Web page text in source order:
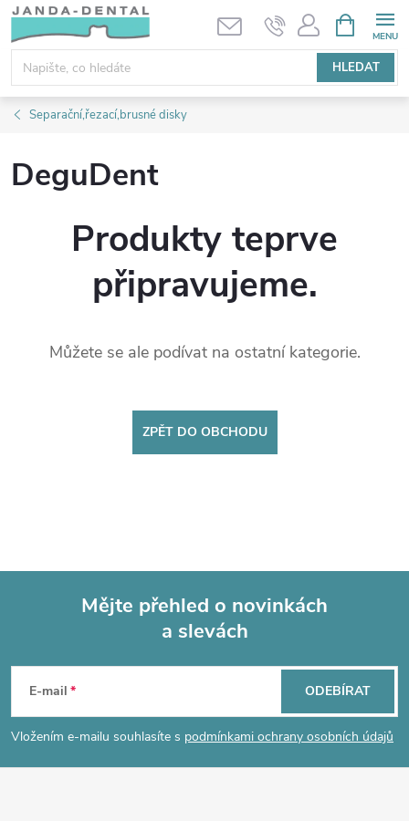
Přejít
obsah
HLEDAT
NÁKUPNÍ
KOŠÍK
Separační,řezací,brusné disky
DeguDent
Produkty teprve
připravujeme.
Můžete se ale podívat na ostatní kategorie.
ZPĚT DO OBCHODU
p
Mějte přehled o novinkách
a slevách
E-mail
Vložením e-mailu souhlasíte s podmínkami ochrany osobních údajů
ODEBÍRAT